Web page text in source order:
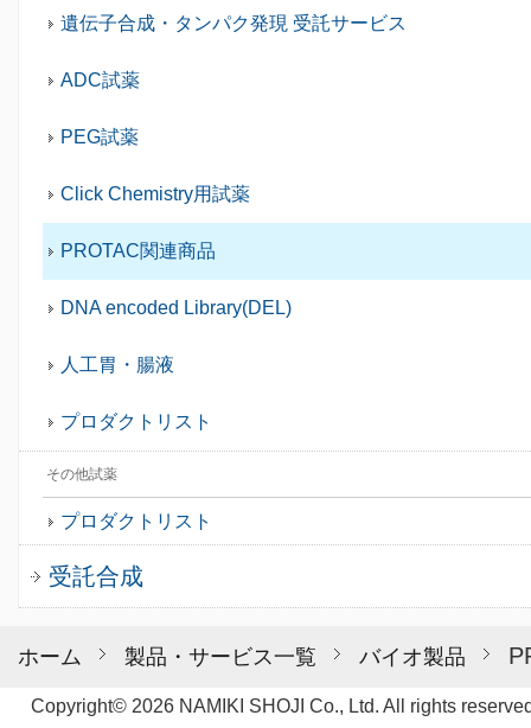
ホーム 製品・サービス一覧 バイオ製品
遺伝子合成・タンパク発現 受託サービス
ADC試薬
PEG試薬
Click Chemistry用試薬
PROTAC関連商品
DNA encoded Library(DEL)
人工胃・腸液
プロダクトリスト
その他試薬
プロダクトリスト
受託合成
Copyright© 2026 NAMIKI SHOJI Co., Ltd. All rights